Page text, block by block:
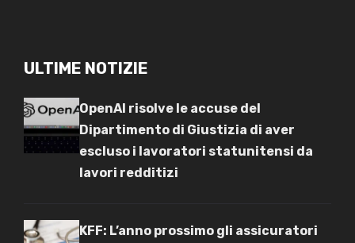
ULTIME NOTIZIE
OpenAI risolve le accuse del
Dipartimento di Giustizia di aver
escluso i lavoratori statunitensi da
lavori redditizi
KFF: L’anno prossimo gli assicuratori